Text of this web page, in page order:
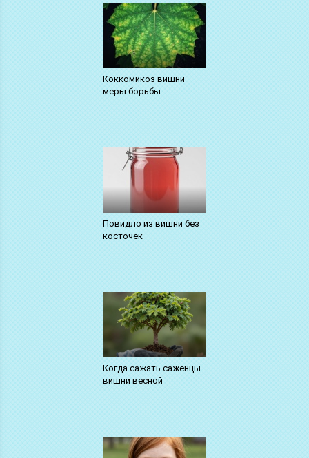
Коккомикоз вишни
меры борьбы
Повидло из вишни без
косточек
Когда сажать саженцы
вишни весной